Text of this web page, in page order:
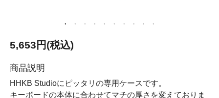
5,653円(税込)
商品説明
HHKB Studioにピッタリの専用ケースです。
キーボードの本体に合わせてマチの厚さを変えておりま